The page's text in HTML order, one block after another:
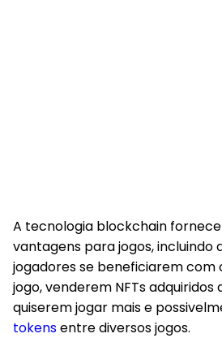
A tecnologia blockchain
vantagens para jogos, incluindo
jogadores se beneficiarem com
jogo, venderem NFTs adquiridos
quiserem jogar mais e
tokensentre diversos jogos.